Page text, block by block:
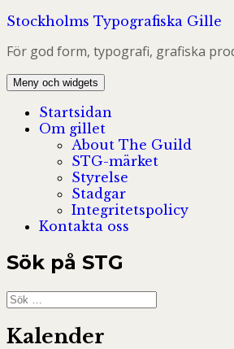
Hoppa
innehåll
Stockholms Typografiska Gille
För god form, typografi, grafiska
Meny och widgets
Startsidan
Om gillet
About The Guild
STG-märket
Styrelse
Stadgar
Integritetspolicy
Kontakta oss
Sök på STG
Sök
efter:
Kalender